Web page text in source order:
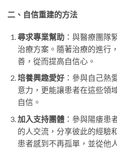
二、自信重建的方法
尋求專業幫助：與醫療團隊
治療方案。隨著治療的進行
善，從而提高自信心。
培養興趣愛好：參與自己熱
意力，更能讓患者在這些領
自信。
加入支持團體：參與陽痿患
的人交流，分享彼此的經驗
患者感到不再孤單，並從他